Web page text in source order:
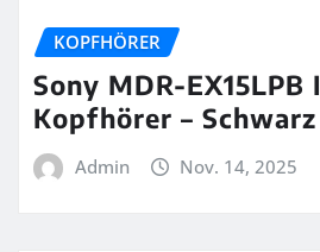
KOPFHÖRER
Sony MDR-EX15LPB
Kopfhörer – Schwarz
Admin Nov. 14, 2025